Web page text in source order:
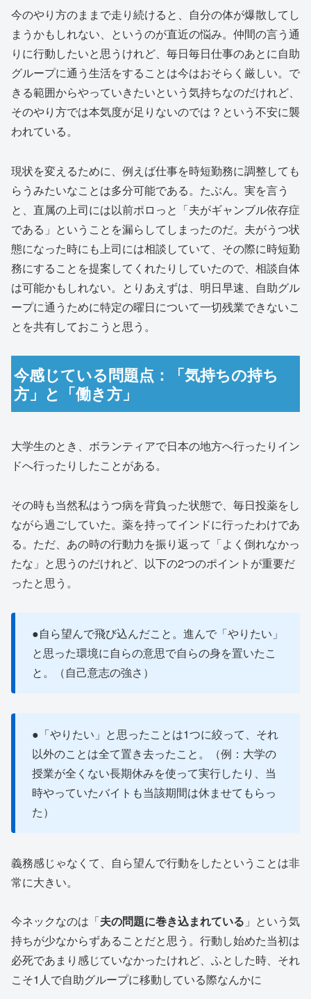
今のやり方のままで走り続けると、自分の体が爆散してし
まうかもしれない、というのが直近の悩み。仲間の言う通
りに行動したいと思うけれど、毎日毎日仕事のあとに自助
グループに通う生活をすることは今はおそらく厳しい。で
きる範囲からやっていきたいという気持ちなのだけれど、
そのやり方では本気度が足りないのでは？という不安に襲
われている。
現状を変えるために、例えば仕事を時短勤務に調整しても
らうみたいなことは多分可能である。たぶん。実を言う
と、直属の上司には以前ポロっと「夫がギャンブル依存症
である」ということを漏らしてしまったのだ。夫がうつ状
態になった時にも上司には相談していて、その際に時短勤
務にすることを提案してくれたりしていたので、相談自体
は可能かもしれない。とりあえずは、明日早速、自助グル
ープに通うために特定の曜日について一切残業できないこ
とを共有しておこうと思う。
今感じている問題点：「気持ちの持ち
方」と「働き方」
大学生のとき、ボランティアで日本の地方へ行ったりイン
ドへ行ったりしたことがある。
その時も当然私はうつ病を背負った状態で、毎日投薬をし
ながら過ごしていた。薬を持ってインドに行ったわけであ
る。ただ、あの時の行動力を振り返って「よく倒れなかっ
たな」と思うのだけれど、以下の2つのポイントが重要だ
ったと思う。
●自ら望んで飛び込んだこと。進んで「やりたい」
と思った環境に自らの意思で自らの身を置いたこ
と。（自己意志の強さ）
●「やりたい」と思ったことは1つに絞って、それ
以外のことは全て置き去ったこと。（例：大学の
授業が全くない長期休みを使って実行したり、当
時やっていたバイトも当該期間は休ませてもらっ
た）
義務感じゃなくて、自ら望んで行動をしたということは非
常に大きい。
今ネックなのは「夫の問題に巻き込まれている 」という気
持ちが少なからずあることだと思う。行動し始めた当初は
必死であまり感じていなかったけれど、ふとした時、それ
こそ1人で自助グループに移動している際なんかに